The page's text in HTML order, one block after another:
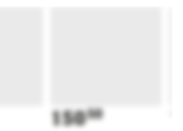
15050